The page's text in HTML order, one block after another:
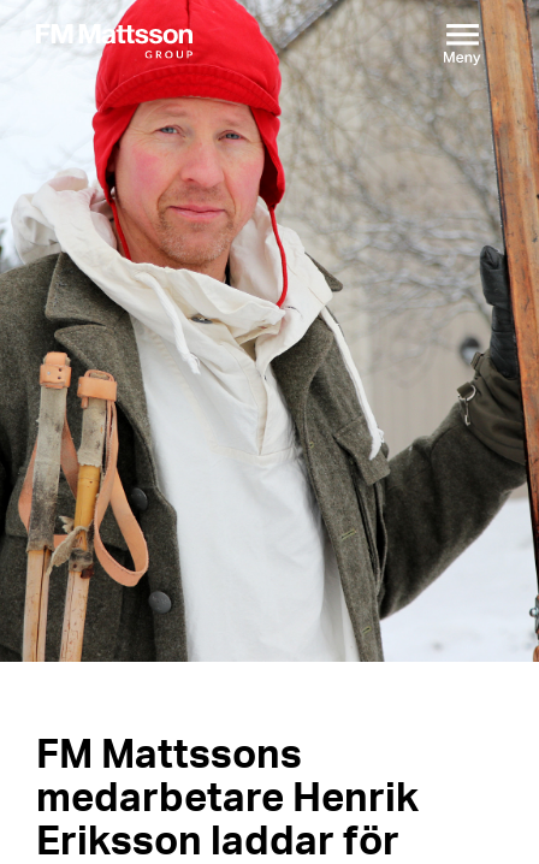
FM Mattssons
medarbetare Henrik
Eriksson laddar för